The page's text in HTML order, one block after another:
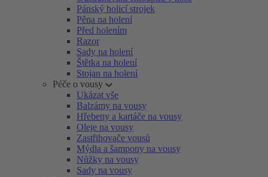
Pánský holicí strojek
Pěna na holení
Před holením
Razor
Sady na holení
Štětka na holení
Stojan na holení
Péče o vousy
Ukázat vše
Balzámy na vousy
Hřebeny a kartáče na vousy
Oleje na vousy
Zastřihovače vousů
Mýdla a šampony na vousy
Nůžky na vousy
Sady na vousy